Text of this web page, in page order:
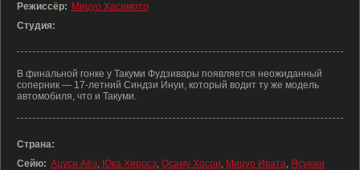
Режиссёр: Мицуо Хасимото
Студия:
В финальной гонке у Такуми Фудзивары появляется неожиданный
соперник — 17-летний Синдзи Инуи, который водит ту же модель
автомобиля, что и Такуми.
Страна:
Сейю: Ацуси Абэ, Юка Хиросэ, Осаму Хосои, Мицуо Ивата, Ясуюки